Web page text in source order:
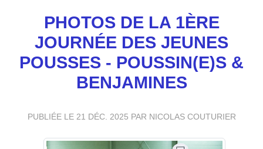
PHOTOS DE LA 1ÈRE
JOURNÉE DES JEUNES
POUSSES - POUSSIN(E)S &
BENJAMINES
PUBLIÉE LE 21 DÉC. 2025 PAR NICOLAS COUTURIER